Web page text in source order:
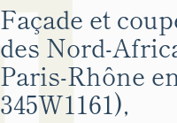
Façade et
des Nord-
Paris-Rhône
345W1161),